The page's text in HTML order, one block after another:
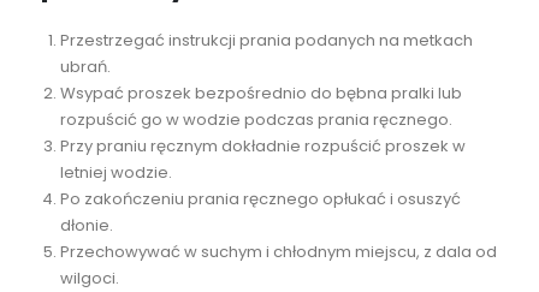
Przestrzegać instrukcji prania podanych na metkach
ubrań.
Wsypać proszek bezpośrednio do bębna pralki lub
rozpuścić go w wodzie podczas prania ręcznego.
Przy praniu ręcznym dokładnie rozpuścić proszek w
letniej wodzie.
Po zakończeniu prania ręcznego opłukać i osuszyć
dłonie.
Przechowywać w suchym i chłodnym miejscu, z dala od
wilgoci.